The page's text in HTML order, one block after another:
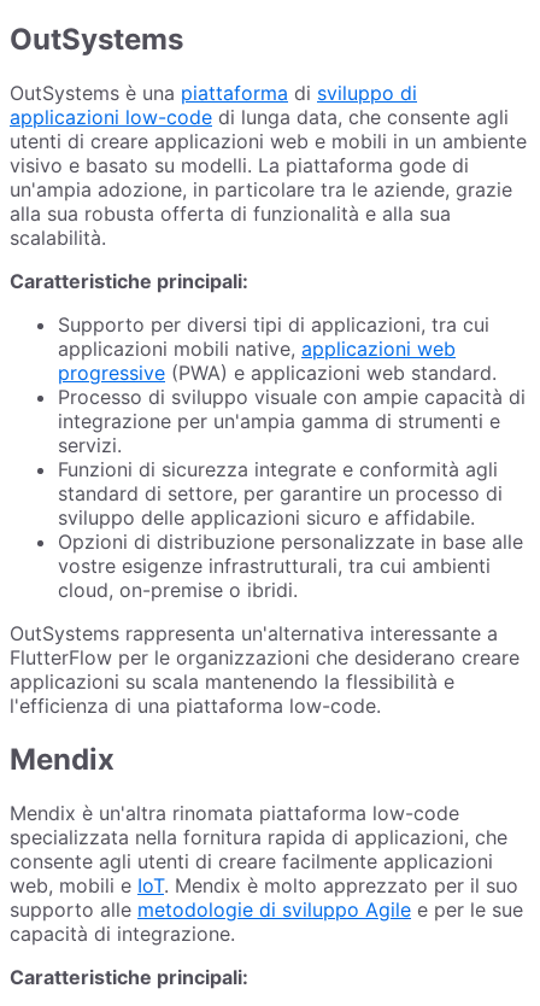
OutSystems
OutSystems è una piattaforma di sviluppo di
applicazioni low-code di lunga data, che consente agli
utenti di creare applicazioni web e mobili in un ambiente
visivo e basato su modelli. La piattaforma gode di
un'ampia adozione, in particolare tra le aziende, grazie
alla sua robusta offerta di funzionalità e alla sua
scalabilità.
Caratteristiche principali:
Supporto per diversi tipi di applicazioni, tra cui
applicazioni mobili native, applicazioni web
progressive (PWA) e applicazioni web standard.
Processo di sviluppo visuale con ampie capacità di
integrazione per un'ampia gamma di strumenti e
servizi.
Funzioni di sicurezza integrate e conformità agli
standard di settore, per garantire un processo di
sviluppo delle applicazioni sicuro e affidabile.
Opzioni di distribuzione personalizzate in base alle
vostre esigenze infrastrutturali, tra cui ambienti
cloud, on-premise o ibridi.
OutSystems rappresenta un'alternativa interessante a
FlutterFlow per le organizzazioni che desiderano creare
applicazioni su scala mantenendo la flessibilità e
l'efficienza di una piattaforma low-code.
Mendix
Mendix è un'altra rinomata piattaforma low-code
specializzata nella fornitura rapida di applicazioni, che
consente agli utenti di creare facilmente applicazioni
web, mobili e IoT. Mendix è molto apprezzato per il suo
supporto alle metodologie di sviluppo Agile e per le sue
capacità di integrazione.
Caratteristiche principali: